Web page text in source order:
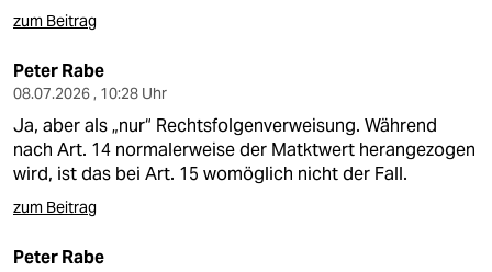
zum Beitrag
Peter Rabe
08.07.2026 , 10:28 Uhr
Ja, aber als „nur“ Rechtsfolgenverweisung. Während
nach Art. 14 normalerweise der Matktwert herangezogen
wird, ist das bei Art. 15 womöglich nicht der Fall.
zum Beitrag
Peter Rabe